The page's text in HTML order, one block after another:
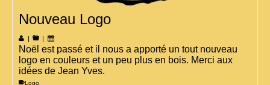
Nouveau Logo
| |
Noël est passé et il nous a apporté un tout nouveau
logo en couleurs et un peu plus en bois. Merci aux
idées de Jean Yves.
Logo